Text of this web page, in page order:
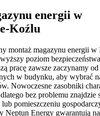
energii w
Koźlu
montaż magazynu energii w
poziom
pracę zawsze zaczynamy
w budynku, aby wybrać
Nowoczesne zasobniki
bez problemu znajdzie
pomieszczeniu
Neptun Energy gwarantują